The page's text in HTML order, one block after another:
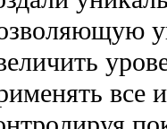
все